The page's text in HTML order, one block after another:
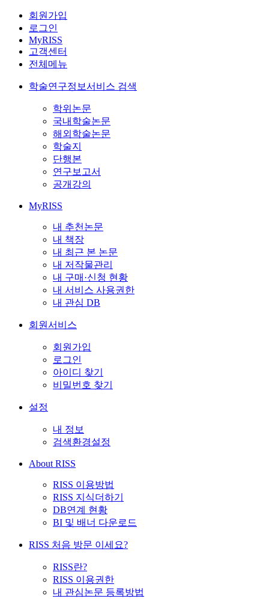
회원가입
로그인
MyRISS
고객센터
전체메뉴
학술연구정보서비스 검색
학위논문
국내학술논문
해외학술논문
학술지
단행본
연구보고서
공개강의
MyRISS
내 추천논문
내 책장
내 최근 본 논문
내 저작물관리
내 구매·신청 현황
내 서비스 사용권한
내 관심 DB
회원서비스
회원가입
로그인
아이디 찾기
비밀번호 찾기
설정
내 정보
검색환경설정
About RISS
RISS 이용방법
RISS 지식더하기
DB연계 현황
BI 및 배너 다운로드
RISS 처음 방문 이세요?
RISS란?
RISS 이용권한
내 관심논문 등록방법